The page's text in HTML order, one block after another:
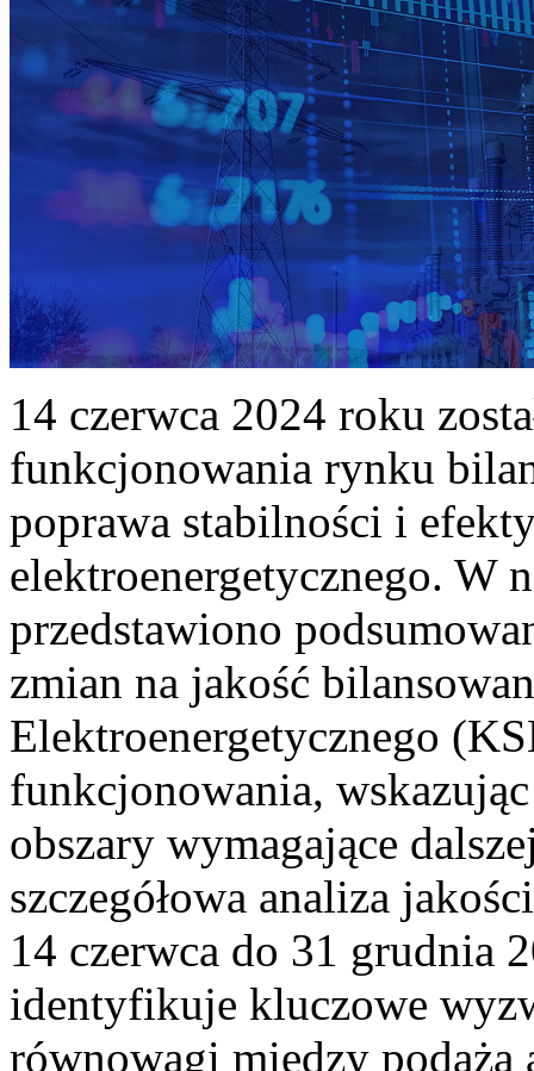
14 czerwca 2024 roku
funkcjonowania rynku
poprawa stabilności i
elektroenergetycznego. W
przedstawiono
zmian na jakość
Elektroenergetycznego
funkcjonowania,
obszary wymagające
szczegółowa analiza
14 czerwca do 31 grudnia
identyfikuje kluczowe
równowagi między podażą